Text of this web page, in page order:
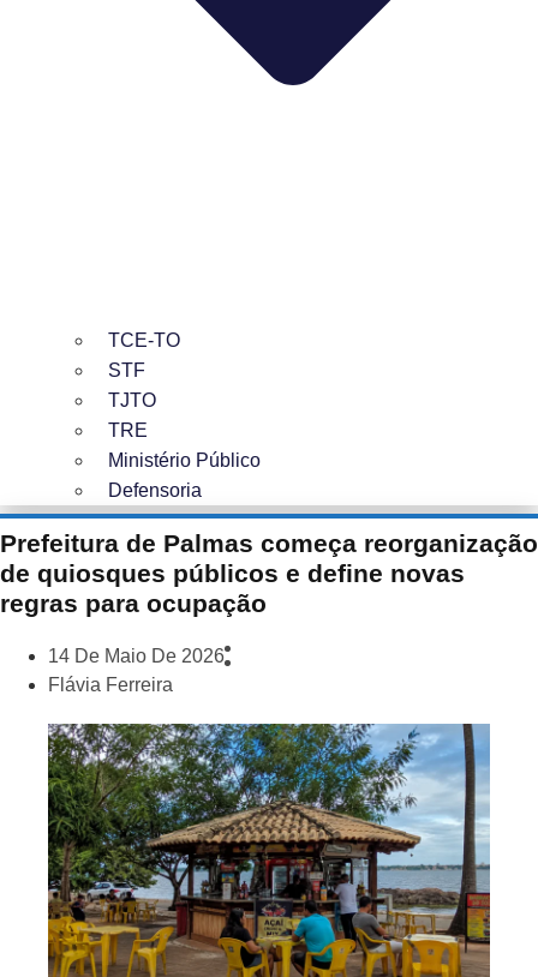
TCE-TO
STF
TJTO
TRE
Ministério Público
Defensoria
Prefeitura de Palmas começa reorganização
de quiosques públicos e define novas
regras para ocupação
14 De Maio De 2026
Flávia Ferreira